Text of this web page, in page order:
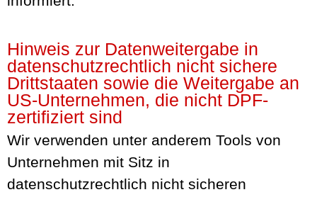
Hinweis zur Datenweitergabe in
datenschutzrechtlich nicht sichere
Drittstaaten sowie die Weitergabe an
US-Unternehmen, die nicht DPF-
zertifiziert sind
Wir verwenden unter anderem Tools von
Unternehmen mit Sitz in
datenschutzrechtlich nicht sicheren